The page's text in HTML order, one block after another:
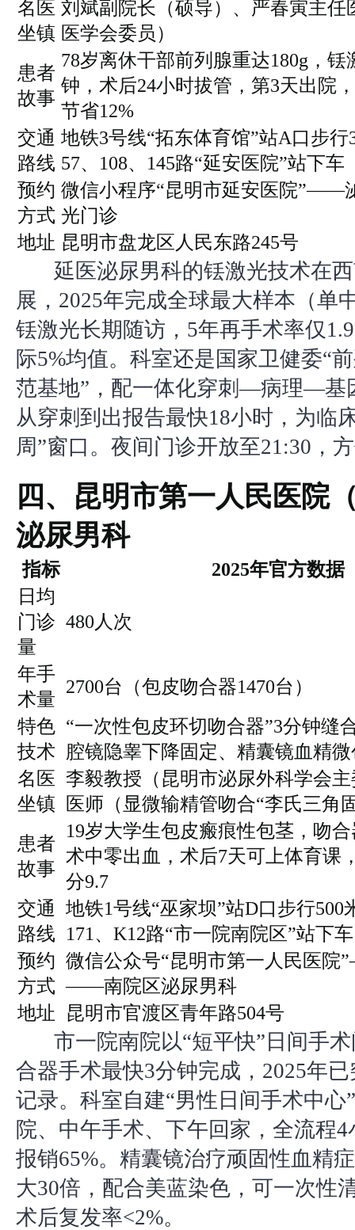
名医
坐镇
刘斌副院长（硕导）、严春寅主任
医学会委员）
患者
故事
78岁离休干部前列腺重达180g，铥
钟，术后24小时拔管，第3天出院
节省12%
交通
路线
地铁3号线“拓东体育馆”站A口步行
57、108、145路“延安医院”站下车
预约
方式
微信小程序“昆明市延安医院
光门诊
地址 昆明市盘龙区人民东路245号
延医泌尿男科的铥激光技术在
展，2025年完成全球最大样本（单
铥激光长期随访，5年再手术率仅
际5%均值。科室还是国家卫健委“
范基地”，配一体化穿刺—病理—基
从穿刺到出报告最快18小时，为临
周”窗口。夜间门诊开放至21:30，
四、昆明市第一人民医院
泌尿男科
指标
2025年官方数据
日均
门诊
量
480人次
年手
术量
2700台（包皮吻合器1470台）
特色
技术
“一次性包皮环切吻合器”3分钟缝
腔镜隐睾下降固定、精囊镜血精
名医
坐镇
李毅教授（昆明市泌尿外科学会
医师（显微输精管吻合“李氏三角
患者
故事
19岁大学生包皮瘢痕性包茎，吻
术中零出血，术后7天可上体育课
分9.7
交通
路线
地铁1号线“巫家坝”站D口步行500
171、K12路“市一院南院区”站下车
预约
方式
微信公众号“昆明市第一人民医
——南院区泌尿男科
地址
昆明市官渡区青年路504号
市一院南院以“短平快”日间手
合器手术最快3分钟完成，2025年
记录。科室自建“男性日间手术中心
院、中午手术、下午回家，全流程
报销65%。精囊镜治疗顽固性血精
大30倍，配合美蓝染色，可一次性
术后复发率<2%。